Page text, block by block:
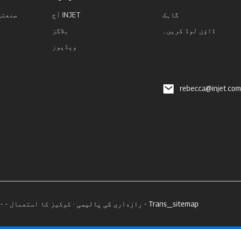
آج INJET
بلاگز
ویڈیوز
گاہک
ڈاؤن لوڈ کریں۔
rebecca@injet.com
INJET رازداری کی پالیسی · کوکیز کا استعمال - - - Trans_sitemap